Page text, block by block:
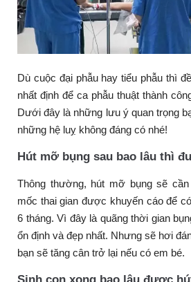
Dù cuộc đại phẫu hay tiểu phẫu thì
nhất định để ca phẫu thuật thành
Dưới đây là những lưu ý quan trọng
những hệ luỵ không đáng có nhé!
Hút mỡ bụng sau bao lâu thì
Thông thường, hút mỡ bụng sẽ
mốc thai gian được khuyến cáo để
6 tháng. Vì đây là quãng thời gian
ổn định và đẹp nhất. Nhưng sẽ hơi
bạn sẽ tăng cân trở lại nếu có em bé.